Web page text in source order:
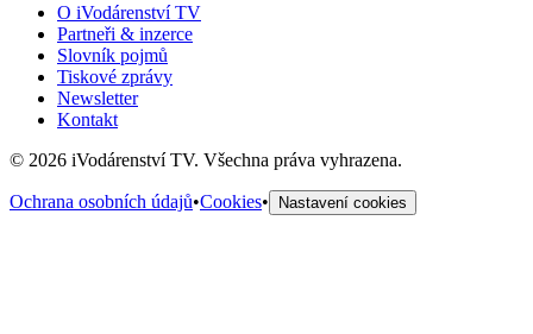
O iVodárenství TV
Partneři & inzerce
Slovník pojmů
Tiskové zprávy
Newsletter
Kontakt
© 2026 iVodárenství TV. Všechna práva vyhrazena.
Ochrana osobních údajů•Cookies• Nastavení cookies